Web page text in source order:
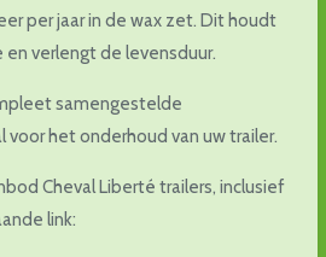
per jaar in de wax zet. Dit houdt
verlengt de levensduur.
samengestelde
het onderhoud van uw trailer.
Cheval Liberté trailers, inclusief
link: